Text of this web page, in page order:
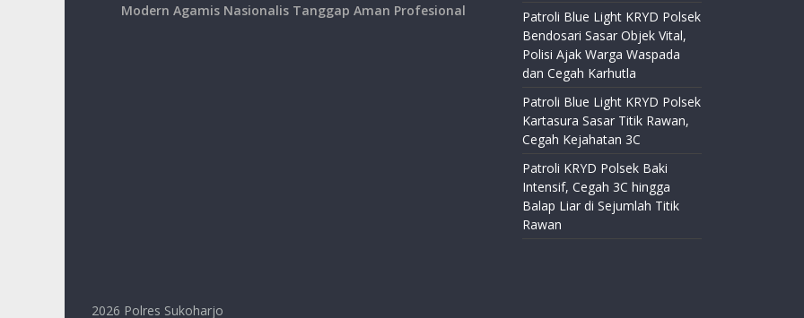
Modern Agamis Nasionalis Tanggap Aman Profesional
Patroli Blue Light KRYD Polsek
Bendosari Sasar Objek Vital,
Polisi Ajak Warga Waspada
dan Cegah Karhutla
Patroli Blue Light KRYD Polsek
Kartasura Sasar Titik Rawan,
Cegah Kejahatan 3C
Patroli KRYD Polsek Baki
Intensif, Cegah 3C hingga
Balap Liar di Sejumlah Titik
Rawan
2026 Polres Sukoharjo